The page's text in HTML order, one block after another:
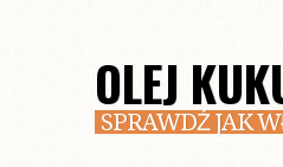
OLEJ
SPRAWDŹ JAK